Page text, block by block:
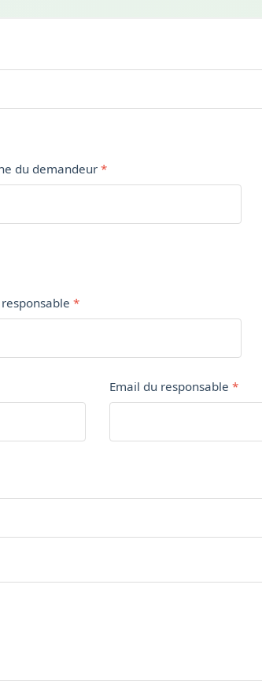
du demandeur
Email du responsable